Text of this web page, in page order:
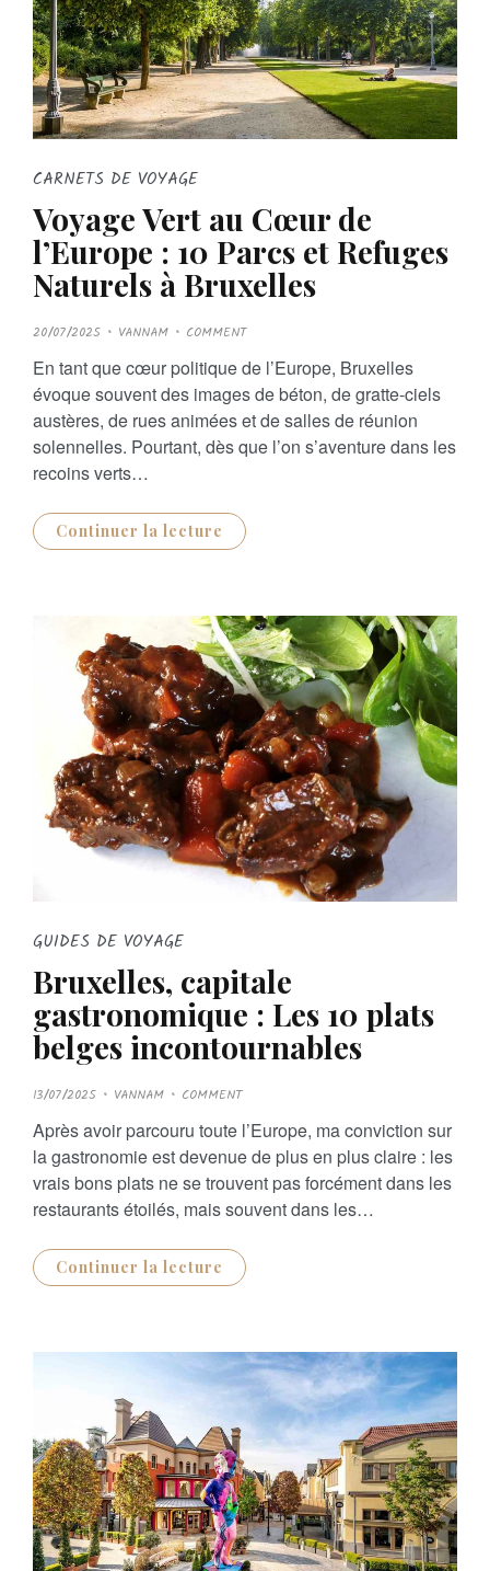
CARNETS DE VOYAGE
Voyage Vert au Cœur de
l’Europe : 10 Parcs et Refuges
Naturels à Bruxelles
P
O
T
E
D
O
N
20/07/2025 VANNAM COMMENT
En tant que cœur politique de l’Europe, Bruxelles
évoque souvent des images de béton, de gratte-ciels
austères, de rues animées et de salles de réunion
solennelles. Pourtant, dès que l’on s’aventure dans les
recoins verts…
Continuer la lecture
GUIDES DE VOYAGE
Bruxelles, capitale
gastronomique : Les 10 plats
belges incontournables
P
O
T
E
D
O
N
13/07/2025 VANNAM COMMENT
Après avoir parcouru toute l’Europe, ma conviction sur
la gastronomie est devenue de plus en plus claire : les
vrais bons plats ne se trouvent pas forcément dans les
restaurants étoilés, mais souvent dans les…
Continuer la lecture